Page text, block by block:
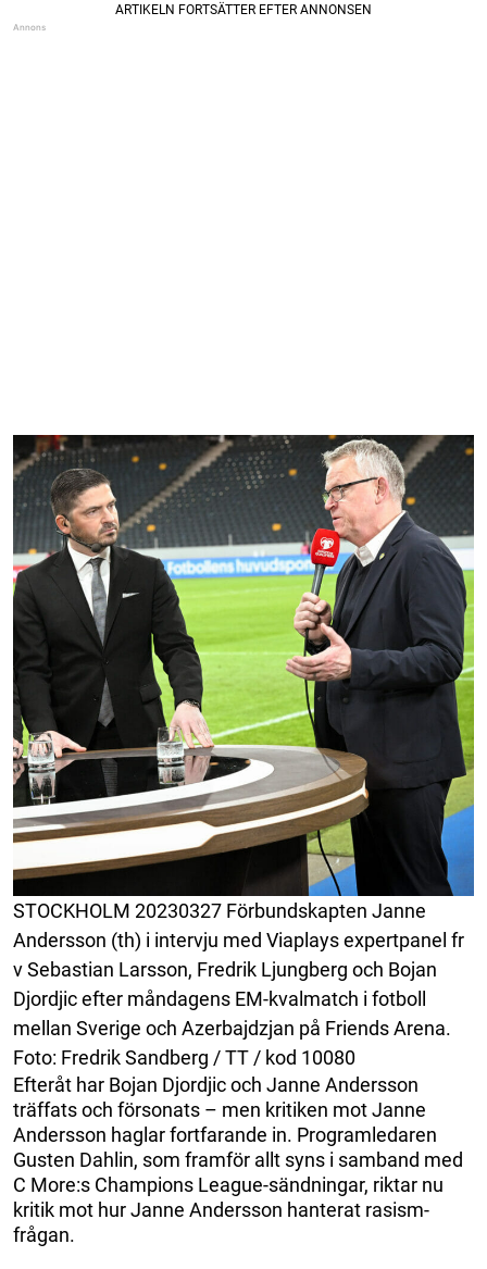
STOCKHOLM 20230327 Förbundskapten Janne
Andersson (th) i intervju med Viaplays expertpanel fr
v Sebastian Larsson, Fredrik Ljungberg och Bojan
Djordjic efter måndagens EM-kvalmatch i fotboll
mellan Sverige och Azerbajdzjan på Friends Arena.
Foto: Fredrik Sandberg / TT / kod 10080
Efteråt har Bojan Djordjic och Janne Andersson
träffats och försonats – men kritiken mot Janne
Andersson haglar fortfarande in. Programledaren
Gusten Dahlin, som framför allt syns i samband med
C More:s Champions League-sändningar, riktar nu
kritik mot hur Janne Andersson hanterat rasism-
frågan.